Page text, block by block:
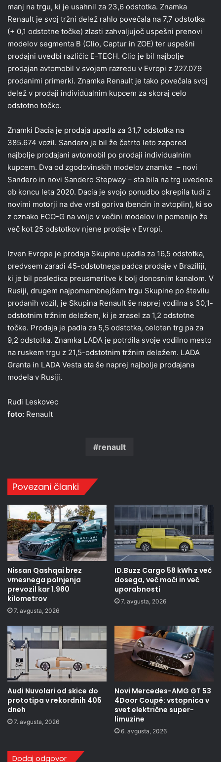
manj na trgu, ki je usahnil za 23,6 odstotka. Znamka
Renault je svoj tržni delež rahlo povečala na 7,7 odstotka
(+ 0,1 odstotne točke) zlasti zahvaljujoč uspešni prenovi
modelov segmenta B (Clio, Captur in ZOE) ter uspešni
prodajni uvedbi različic E-TECH. Clio je bil najbolje
prodajan avtomobil v svojem razredu v Evropi z 227.079
prodanimi primerki. Znamka Renault je tako povečala svoj
delež v prodaji individualnim kupcem za skoraj celo
odstotno točko.
Znamki Dacia je prodaja upadla za 31,7 odstotka na
385.674 vozil. Sandero je bil že četrto leto zapored
najbolje prodajani avtomobil po prodaji individualnim
kupcem. Dva od zgodovinskih modelov znamke – novi
Sandero in novi Sandero Stepway – sta bila na trg uvedena
ob koncu leta 2020. Dacia je svojo ponudbo okrepila tudi z
novimi motorji na dve vrsti goriva (bencin in avtoplin), ki so
z oznako ECO-G na voljo v večini modelov in pomenijo že
več kot 25 odstotkov njene prodaje v Evropi.
Izven Evrope je prodaja Skupine upadla za 16,5 odstotka,
predvsem zaradi 45-odstotnega padca prodaje v Braziliji,
ki je bil posledica preusmeritve k bolj donosnim kanalom. V
Rusiji, drugem najpomembnejšem trgu Skupine po številu
prodanih vozil, je Skupina Renault še naprej vodilna s 30,1-
odstotnim tržnim deležem, ki je zrasel za 1,2 odstotne
točke. Prodaja je padla za 5,5 odstotka, celoten trg pa za
9,2 odstotka. Znamka LADA je potrdila svoje vodilno mesto
na ruskem trgu z 21,5-odstotnim tržnim deležem. LADA
Granta in LADA Vesta sta še naprej najbolje prodajana
modela v Rusiji.
Rudi Leskovec
foto: Renault
renault
Povezani članki
Nissan Qashqai brez
vmesnega polnjenja
prevozil kar 1.980
kilometrov
7. avgusta, 2026
ID.Buzz Cargo 58 kWh z več
dosega, več moči in več
uporabnosti
7. avgusta, 2026
Audi Nuvolari od skice do
prototipa v rekordnih 405
dneh
7. avgusta, 2026
Novi Mercedes-AMG GT 53
4Door Coupé: vstopnica v
svet električne super-
limuzine
6. avgusta, 2026
Dodaj odgovor